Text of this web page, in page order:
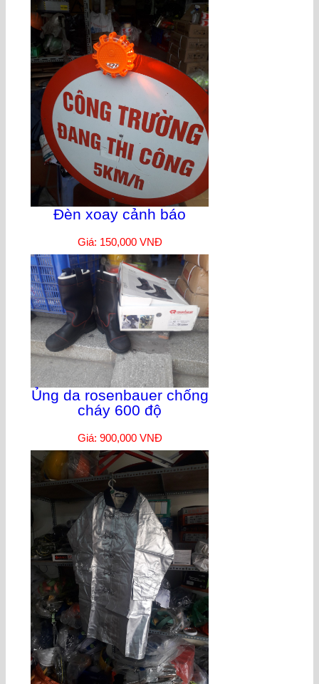
Đèn xoay cảnh báo
Giá: 150,000 VNĐ
Ủng da rosenbauer chống
cháy 600 độ
Giá: 900,000 VNĐ